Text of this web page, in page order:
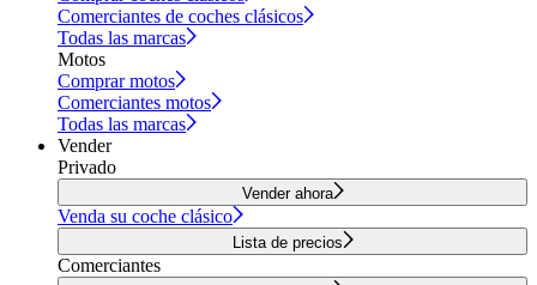
Comerciantes de coches clásicos
Todas las marcas
Motos
Comprar motos
Comerciantes motos
Todas las marcas
Vender
Privado
Vender ahora
Venda su coche clásico
Lista de precios
Comerciantes